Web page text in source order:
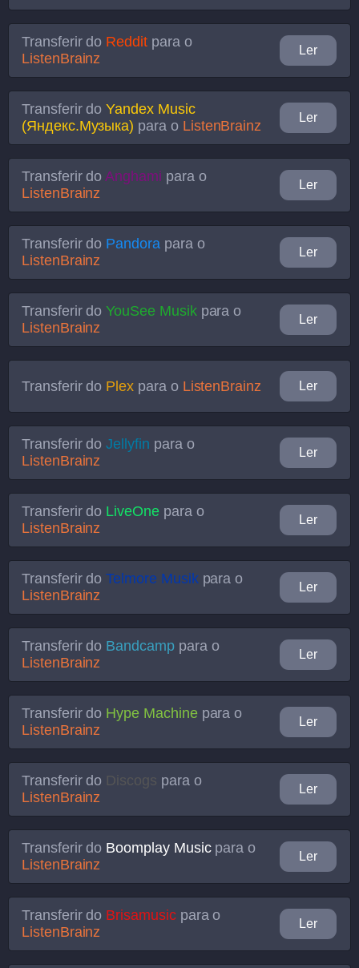
Transferir do Redditpara o
ListenBrainz
Ler
Transferir doYandex Music
(Яндекс.Музыка) para o ListenBrainz
Ler
Transferir doAnghami para o
ListenBrainz
Ler
Transferir do Pandorapara o
ListenBrainz
Ler
Transferir doYouSee Musikpara o
ListenBrainz
Ler
Transferir do Plex para o ListenBrainz Ler
Transferir doJellyfin para o
ListenBrainz
Ler
Transferir do LiveOnepara o
ListenBrainz
Ler
Transferir doTelmore Musikpara o
ListenBrainz
Ler
Transferir do Bandcamppara o
ListenBrainz
Ler
Transferir do Hype Machinepara o
ListenBrainz
Ler
Transferir do Discogs para o
ListenBrainz
Ler
Transferir do Boomplay Musicpara o
ListenBrainz
Ler
Transferir do Brisamusicpara o
ListenBrainz
Ler